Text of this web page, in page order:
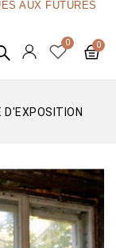
AUX FUTURES
D'EXPOSITION